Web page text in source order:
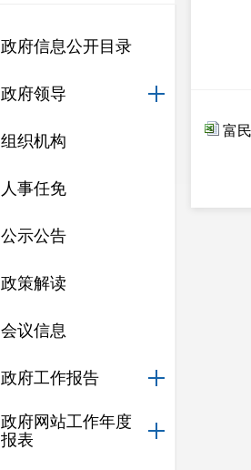
政府信息公开目录
政府领导
组织机构
人事任免
公示公告
政策解读
会议信息
政府工作报告
政府网站工作年度
报表
富